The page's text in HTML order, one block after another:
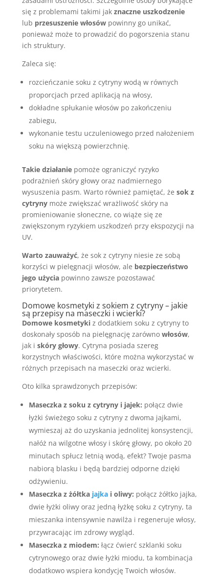
się z problemami takimi jak znaczne uszkodzenie
lub przesuszenie włosówpowinny go unikać,
ponieważ może to prowadzić do pogorszenia stanu
ich struktury.
Zaleca się:
rozcieńczanie soku z cytryny wodą w równych
proporcjach przed aplikacją na włosy,
dokładne spłukanie włosów po zakończeniu
zabiegu,
wykonanie testu uczuleniowego przed nałożeniem
soku na większą powierzchnię.
Takie działaniepomoże ograniczyć ryzyko
podrażnień skóry głowy oraz nadmiernego
wysuszenia pasm. Warto również pamiętać, że sok z
cytrynymoże zwiększać wrażliwość skóry na
promieniowanie słoneczne, co wiąże się ze
zwiększonym ryzykiem uszkodzeń przy ekspozycji na
UV.
Warto zauważyć, że sok z cytryny niesie ze sobą
korzyści w pielęgnacji włosów, ale bezpieczeństwo
jego użyciapowinno zawsze pozostawać
priorytetem.
Domowe kosmetyki z sokiem z cytryny – jakie
są przepisyna maseczki i wcierki?
Domowe kosmetykiz dodatkiem soku z cytryny to
doskonały sposób na pielęgnację zarówno włosów,
jak i skóry głowy. Cytryna posiada szereg
korzystnych właściwości, które można wykorzystać w
różnych przepisach na maseczki oraz wcierki.
Oto kilka sprawdzonych przepisów:
Maseczka z soku z cytryny i jajek: połącz dwie
łyżki świeżego soku z cytryny z dwoma jajkami,
wymieszaj aż do uzyskania jednolitej konsystencji,
nałóż na wilgotne włosy i skórę głowy, po około 20
minutach spłucz letnią wodą, efekt? Twoje pasma
nabiorą blasku i będą bardziej odporne dzięki
odżywieniu.
Maseczka z żółtka jajkai oliwy: połącz żółtko jajka,
dwie łyżki oliwy oraz jedną łyżkę soku z cytryny, ta
mieszanka intensywnie nawilża i regeneruje włosy,
przywracając im zdrowy wygląd.
Maseczka z miodem: łącz ćwierć szklanki soku
cytrynowego oraz dwie łyżki miodu, ta kombinacja
dodatkowo wspiera kondycję Twoich włosów.